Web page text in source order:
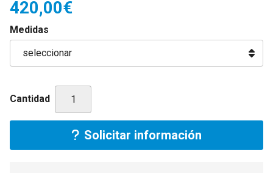
420,00€
Medidas
Cantidad
Solicitar información